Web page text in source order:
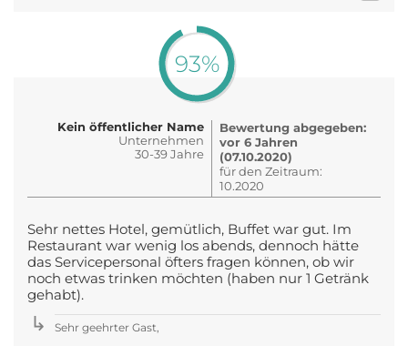
93%
Kein öffentlicher Name
Unternehmen
30-39 Jahre
Bewertung abgegeben:
vor 6 Jahren
(07.10.2020)
für den Zeitraum:
10.2020
Sehr nettes Hotel, gemütlich, Buffet war gut. Im
Restaurant war wenig los abends, dennoch hätte
das Servicepersonal öfters fragen können, ob wir
noch etwas trinken möchten (haben nur 1 Getränk
gehabt).
Sehr geehrter Gast,